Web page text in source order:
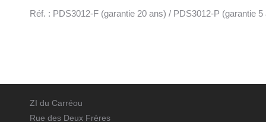
Réf. : PDS3012-F (garantie 20 ans) / PDS3012-P (garantie 5
ZI du Carréou
Rue des Deux Frères